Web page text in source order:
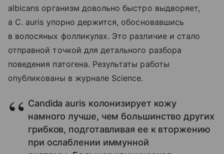
albicans организм довольно быстро выдворяет,
а C. auris упорно держится, обосновавшись
в волосяных фолликулах. Это различие и стало
отправной точкой для детального разбора
поведения патогена. Результаты работы
опубликованы в журнале Science.
Candida auris колонизирует кожу
намного лучше, чем большинство других
грибков, подготавливая ее к вторжению
при ослаблении иммунной